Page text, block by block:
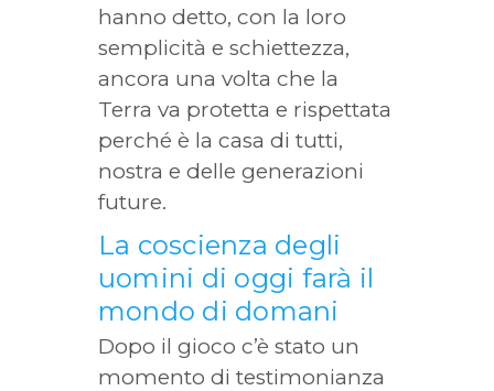
hanno detto, con la loro
semplicità e schiettezza,
ancora una volta che la
Terra va protetta e rispettata
perché è la casa di tutti,
nostra e delle generazioni
future.
La coscienza degli
uomini di oggi farà il
mondo di domani
Dopo il gioco c’è stato un
momento di testimonianza